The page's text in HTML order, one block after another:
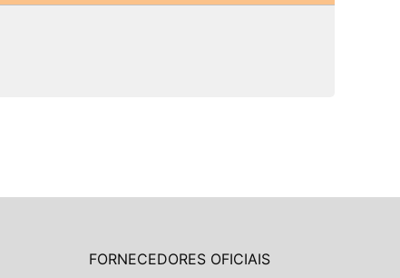
FORNECEDORES OFICIAIS